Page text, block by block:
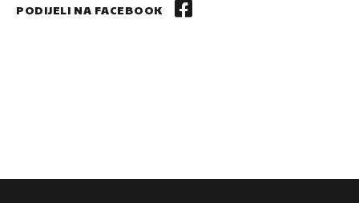
PODIJELI NA FACEBOOK